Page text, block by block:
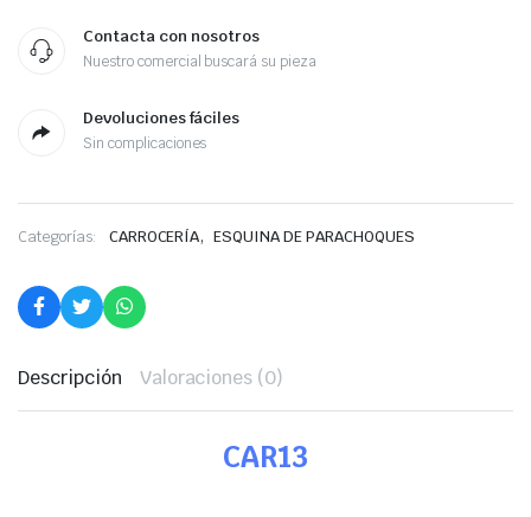
Contacta con nosotros
Nuestro comercial buscará su pieza
Devoluciones fáciles
Sin complicaciones
Categorías: CARROCERÍA, ESQUINA DE PARACHOQUES
Descripción Valoraciones (0)
CAR13